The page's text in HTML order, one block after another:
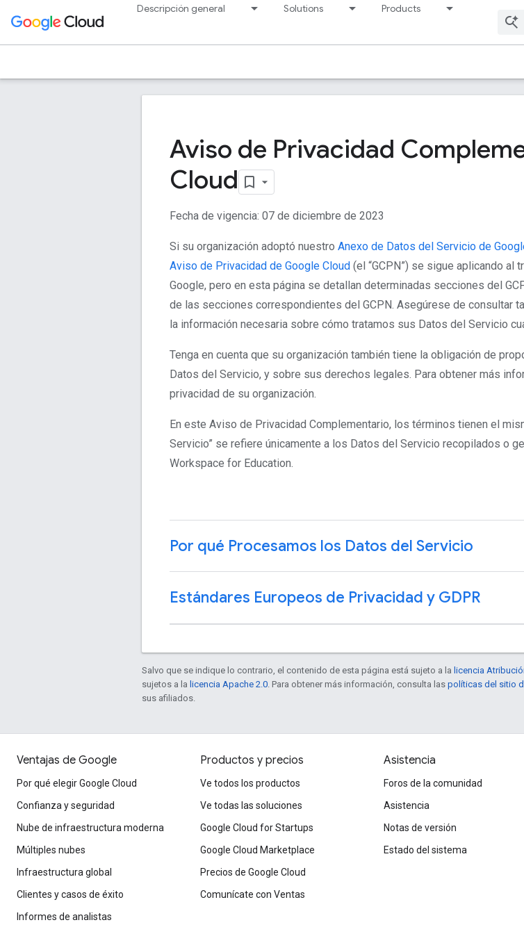
Descripción general Solutions Products
Aviso de Privacidad
Cloud
Fecha de vigencia: 07 de diciembre de 2023
Si su organización adoptó nuestro Anexo de Datos del Servicio de
Aviso de Privacidad de Google Cloud (el “GCPN”) se sigue aplicando
Google, pero en esta página se detallan determinadas secciones del
de las secciones correspondientes del GCPN. Asegúrese de consultar
la información necesaria sobre cómo tratamos sus Datos del Servicio
Tenga en cuenta que su organización también tiene la obligación de
Datos del Servicio, y sobre sus derechos legales. Para obtener más
privacidad de su organización.
En este Aviso de Privacidad Complementario, los términos tienen el
Servicio” se refiere únicamente a los Datos del Servicio recopilados o
Workspace for Education.
Por qué Procesamos los Datos del Servicio
Estándares Europeos de Privacidad y GDPR
Salvo que se indique lo contrario, el contenido de esta página está sujeto a la licencia
sujetos a la licencia Apache 2.0. Para obtener más información, consulta las políticas del sitio
sus afiliados.
Ventajas de Google
Por qué elegir Google Cloud
Confianza y seguridad
Nube de infraestructura moderna
Múltiples nubes
Infraestructura global
Clientes y casos de éxito
Informes de analistas
Productos y precios
Ve todos los productos
Ve todas las soluciones
Google Cloud for Startups
Google Cloud Marketplace
Precios de Google Cloud
Comunícate con Ventas
Asistencia
Foros de la comunidad
Asistencia
Notas de versión
Estado del sistema